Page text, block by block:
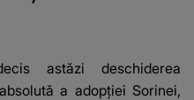
astăzi deschiderea
a adopției Sorinei,